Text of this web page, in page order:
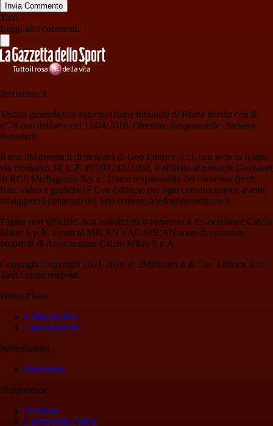
Invia Commento
Tutti
Leggi altri commenti
Ilmilanista.it
Testata giornalistica autorizzazione tribunale di Roma iscritta con il
n°78 con delibera del 12/04/2018. Direttore Responsabile: Stefano
Benedetti
Il sito IlMilanista.it di titolarità di Geo Editrice S.r.l. con sede in Roma,
via Bomarzo 34, C.F./PI 09724341004, è affiliato al network Gazzanet
di RCS Mediagroup S.p.a.. Unico responsabile dei contenuti (testi,
foto, video e grafiche) è Geo Editrice; per ogni comunicazione avente
ad oggetto i contenuti del Sito scrivere a info@geoeditrice.it
Pagina non ufficiale, non autorizzata o connessa a Associazione Calcio
Milan S.p.A. I marchi MILAN e AC MILAN sono di esclusiva
proprietà di Associazione Calcio Milan S.p.A..
Copyright Copyright 2021-2026 © IlMilanista.it & Geo Editrice S.r.l |
Tutti i diritti riservati.
Primo Piano
Ultime notizie
Calciomercato
Informazioni
Redazione
Trasparenza
Archivio
Community Policy